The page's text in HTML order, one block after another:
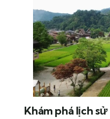
Khám phá lịch sử